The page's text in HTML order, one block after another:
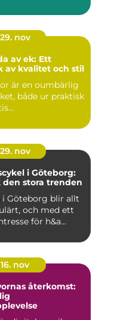
29. nov
av ek: Ett
av kvalitet och stil
är en oumbärlig
både ur praktisk
29. nov
i Göteborg:
den stora trenden
Göteborg blir allt
och med ett
för h&a...
16. nov
återkomst: